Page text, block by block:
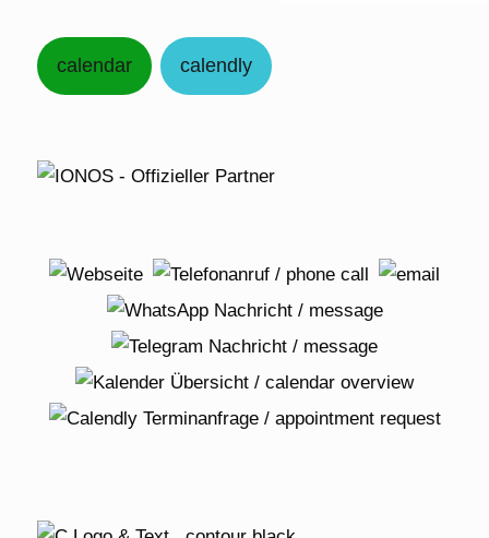
calendar calendly